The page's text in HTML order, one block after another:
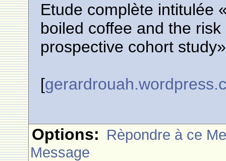
Etude complète intitulée
boiled coffee and the
prospective cohort
[
Options: Rèpondre à ce
Message